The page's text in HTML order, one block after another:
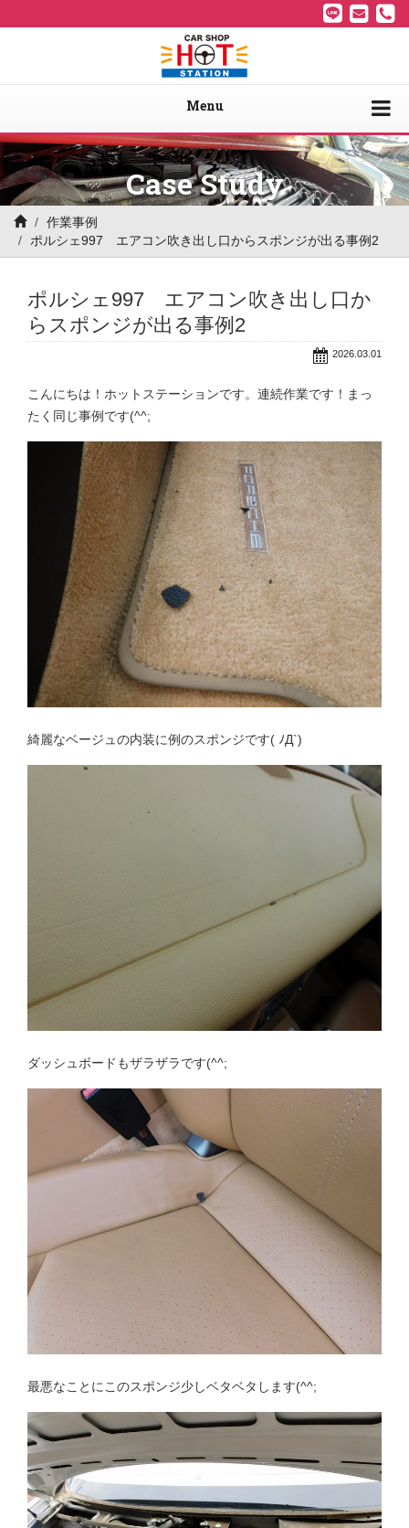
Menu
Case Study
作業事例
ポルシェ997 エアコン吹き出し口からスポンジが出る事例2
ポルシェ997 エアコン吹き出し口か
らスポンジが出る事例2
2026.03.01
こんにちは！ホットステーションです。連続作業です！まっ
たく同じ事例です(^^;
綺麗なベージュの内装に例のスポンジです( ﾉД`)
ダッシュボードもザラザラです(^^;
最悪なことにこのスポンジ少しベタベタします(^^;